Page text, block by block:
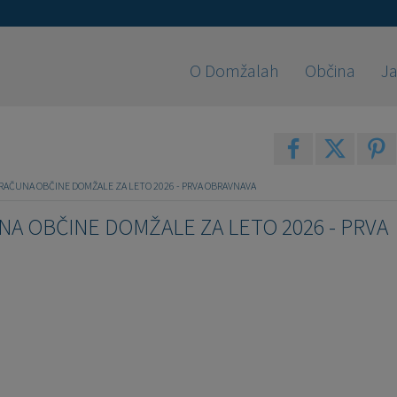
O Domžalah Občina
OBČINE DOMŽALE ZA LETO 2026 - PRVA OBRAVNAVA
OBČINE DOMŽALE ZA LETO 2026 - PRVA